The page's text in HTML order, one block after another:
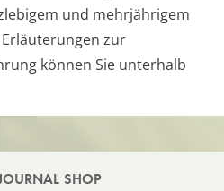
und mehrjährigem
zur
können Sie unterhalb
SHOP